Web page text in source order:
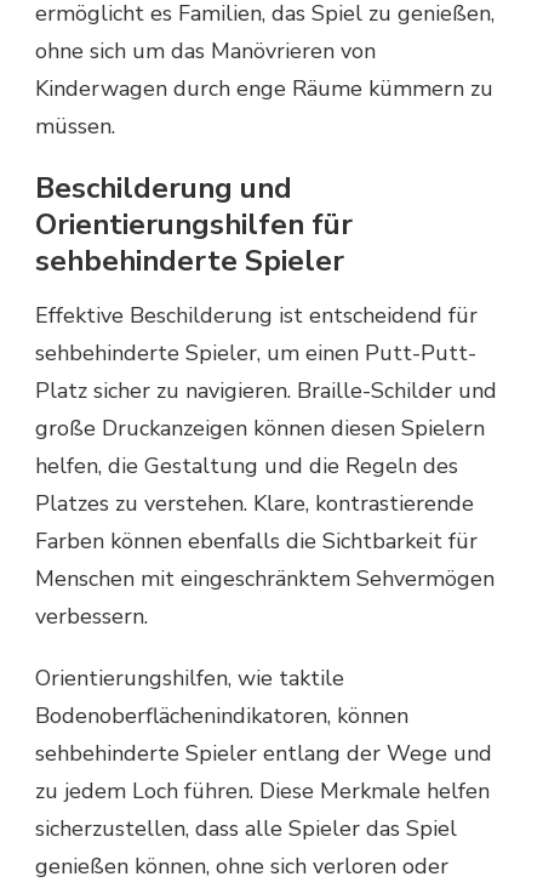
ermöglicht es Familien, das Spiel zu genießen,
ohne sich um das Manövrieren von
Kinderwagen durch enge Räume kümmern zu
müssen.
Beschilderung und
Orientierungshilfen für
sehbehinderte Spieler
Effektive Beschilderung ist entscheidend für
sehbehinderte Spieler, um einen Putt-Putt-
Platz sicher zu navigieren. Braille-Schilder und
große Druckanzeigen können diesen Spielern
helfen, die Gestaltung und die Regeln des
Platzes zu verstehen. Klare, kontrastierende
Farben können ebenfalls die Sichtbarkeit für
Menschen mit eingeschränktem Sehvermögen
verbessern.
Orientierungshilfen, wie taktile
Bodenoberflächenindikatoren, können
sehbehinderte Spieler entlang der Wege und
zu jedem Loch führen. Diese Merkmale helfen
sicherzustellen, dass alle Spieler das Spiel
genießen können, ohne sich verloren oder